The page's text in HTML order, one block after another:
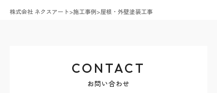
株式会社 ネクスアート>施工事例>屋根・外壁塗装工事
CONTACT
お問い合わせ